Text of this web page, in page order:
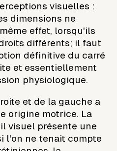
visuelles :
dimensions ne
effet, lorsqu'ils
différents; il faut
définitive du carré
et essentiellement
physiologique.
et de la gauche a
origine motrice. La
visuel présente une
l'on ne tenait compte